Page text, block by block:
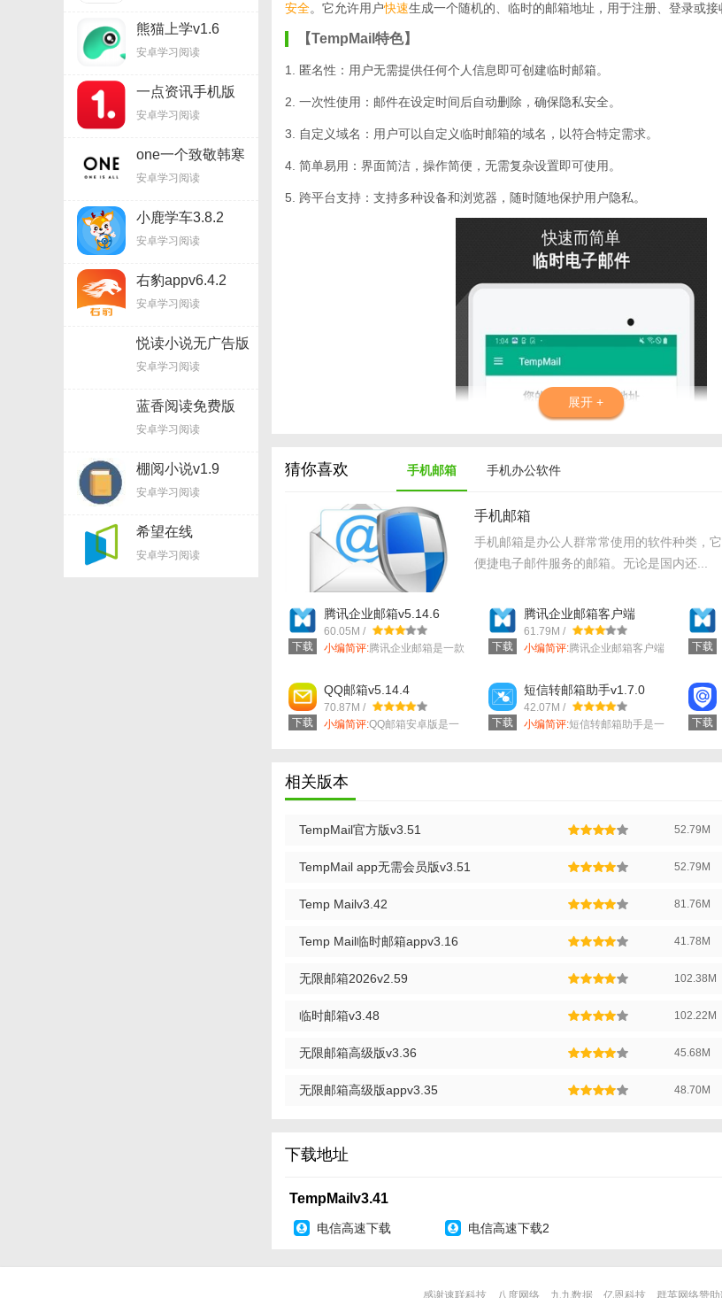
熊猫上学v1.6
安卓学习阅读
一点资讯手机版
v5.12.7.0
安卓学习阅读
one一个致敬韩寒
appv5.8.5
安卓学习阅读
小鹿学车3.8.2
安卓学习阅读
右豹appv6.4.2
安卓学习阅读
悦读小说无广告版
v5.9.227
安卓学习阅读
蓝香阅读免费版
v3.33.04
安卓学习阅读
棚阅小说v1.9
安卓学习阅读
希望在线
appv2.8.0
安卓学习阅读
安全。它允许用户快速生成一个随机的、临时的邮箱地址，用于注册、登录或接
【TempMail特色】
1. 匿名性：用户无需提供任何个人信息即可创建临时邮箱。
2. 一次性使用：邮件在设定时间后自动删除，确保隐私安全。
3. 自定义域名：用户可以自定义临时邮箱的域名，以符合特定需求。
4. 简单易用：界面简洁，操作简便，无需复杂设置即可使用。
5. 跨平台支持：支持多种设备和浏览器，随时随地保护用户隐私。
【TempMail内容】
1. 邮箱生成：用户可以创建多个临时邮箱，每个邮箱具有独立的收件、发件功
3. 邮件删除：邮件到达后，用户可以手动删除或让系统自动删除过期邮件。
5. 安全性设置：包括密码保护、二次验证等安全措施，确保用户数据的安全。
【TempMail用法】
1. 访问TempMail官网或下载TempMail应用。
2. 选择或自定义临时邮箱的域名。
【TempMail推荐】
TempMail是保护个人隐私和安全的一款必备工具，特别适合在需要提供邮箱进
展开 +
猜你喜欢 手机邮箱 手机办公软件
手机邮箱
手机邮箱是办公人群常常使用的软件种类，
便捷电子邮件服务的邮箱。无论是国内还...
下载
腾讯企业邮箱v5.14.6
60.05M /
小编简评:腾讯企业邮箱是一款
下载
腾讯企业邮箱客户端
v5.13.6
61.79M /
小编简评:腾讯企业邮箱客户端
下载
下载
QQ邮箱v5.14.4
70.87M /
小编简评:QQ邮箱安卓版是一
下载
短信转邮箱助手v1.7.0
42.07M /
小编简评:短信转邮箱助手是一
下载
相关版本
TempMail官方版v3.51 52.79M
TempMail app无需会员版v3.51 52.79M
Temp Mailv3.42 81.76M
Temp Mail临时邮箱appv3.16 41.78M
无限邮箱2026v2.59 102.38M
临时邮箱v3.48 102.22M
无限邮箱高级版v3.36 45.68M
无限邮箱高级版appv3.35 48.70M
下载地址
TempMailv3.41
电信高速下载 电信高速下载2
感谢速联科技、八度网络、九九数据、亿恩科技、群英网络赞